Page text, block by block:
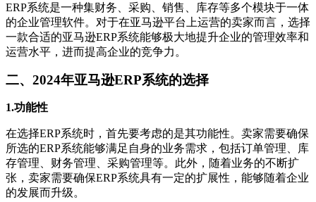
ERP系统是一种集财务、采购、销售、库存等多个模块于一体
的企业管理软件。对于在亚马逊平台上运营的卖家而言，选择
一款合适的亚马逊ERP系统能够极大地提升企业的管理效率和
运营水平，进而提高企业的竞争力。
二、2024年亚马逊ERP系统的选择
1.功能性
在选择ERP系统时，首先要考虑的是其功能性。卖家需要确保
所选的ERP系统能够满足自身的业务需求，包括订单管理、库
存管理、财务管理、采购管理等。此外，随着业务的不断扩
张，卖家需要确保ERP系统具有一定的扩展性，能够随着企业
的发展而升级。